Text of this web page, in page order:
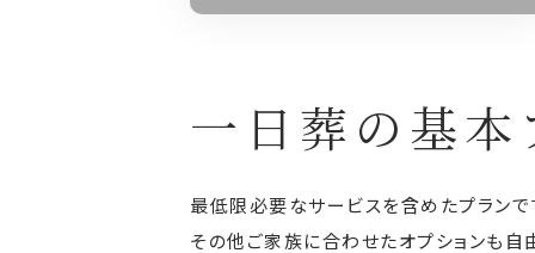
一日葬の基本
最低限必要なサービスを含めたプランで
その他ご家族に合わせたオプションも自